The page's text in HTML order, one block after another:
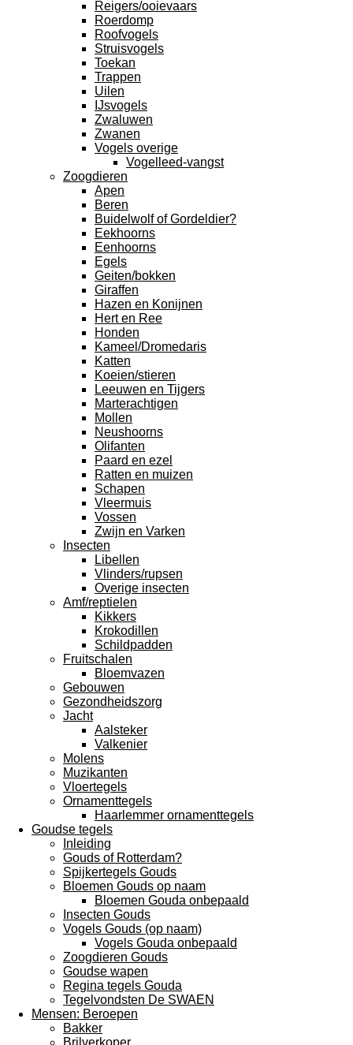
Reigers/ooievaars
Roerdomp
Roofvogels
Struisvogels
Toekan
Trappen
Uilen
IJsvogels
Zwaluwen
Zwanen
Vogels overige
Vogelleed-vangst
Zoogdieren
Apen
Beren
Buidelwolf of Gordeldier?
Eekhoorns
Eenhoorns
Egels
Geiten/bokken
Giraffen
Hazen en Konijnen
Hert en Ree
Honden
Kameel/Dromedaris
Katten
Koeien/stieren
Leeuwen en Tijgers
Marterachtigen
Mollen
Neushoorns
Olifanten
Paard en ezel
Ratten en muizen
Schapen
Vleermuis
Vossen
Zwijn en Varken
Insecten
Libellen
Vlinders/rupsen
Overige insecten
Amf/reptielen
Kikkers
Krokodillen
Schildpadden
Fruitschalen
Bloemvazen
Gebouwen
Gezondheidszorg
Jacht
Aalsteker
Valkenier
Molens
Muzikanten
Vloertegels
Ornamenttegels
Haarlemmer ornamenttegels
Goudse tegels
Inleiding
Gouds of Rotterdam?
Spijkertegels Gouds
Bloemen Gouds op naam
Bloemen Gouda onbepaald
Insecten Gouds
Vogels Gouds (op naam)
Vogels Gouda onbepaald
Zoogdieren Gouds
Goudse wapen
Regina tegels Gouda
Tegelvondsten De SWAEN
Mensen: Beroepen
Bakker
Brilverkoper